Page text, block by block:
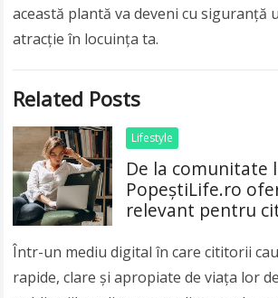
această plantă va deveni cu siguranță
atracție în locuința ta.
Related Posts
Lifestyle
De la comunitate
PopeștiLife.ro
relevant pentru
Într-un mediu digital în care cititorii
rapide, clare și apropiate de viața lor